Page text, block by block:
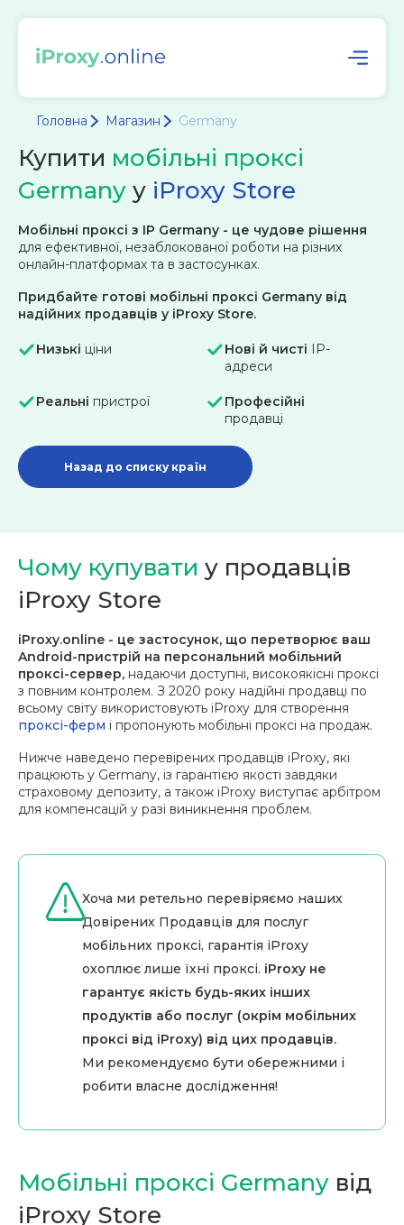
Головна Магазин Germany
Купити мобільні проксі
Germany у iProxy Store
Мобільні проксі з IP Germany - це чудове рішення
для ефективної, незаблокованої роботи на різних
онлайн-платформах та в застосунках.
Придбайте готові мобільні проксі Germany від
надійних продавців у iProxy Store.
Низькі ціни Нові й чисті IP-
адреси
Реальні пристрої
Професійні
продавці
Назад до списку країн
Чому купувати у продавців
iProxy Store
iProxy.online - це застосунок, що перетворює ваш
Android-пристрій на персональний мобільний
проксі-сервер, надаючи доступні, високоякісні проксі
з повним контролем. З 2020 року надійні продавці по
всьому світу використовують iProxy для створення
проксі-ферм і пропонують мобільні проксі на продаж.
Нижче наведено перевірених продавців iProxy, які
працюють у Germany, із гарантією якості завдяки
страховому депозиту, а також iProxy виступає арбітром
для компенсацій у разі виникнення проблем.
Хоча ми ретельно перевіряємо наших
Довірених Продавців для послуг
мобільних проксі, гарантія iProxy
охоплює лише їхні проксі. iProxy не
гарантує якість будь-яких інших
продуктів або послуг (окрім мобільних
проксі від iProxy) від цих продавців.
Ми рекомендуємо бути обережними і
робити власне дослідження!
Мобільні проксі Germany від
iProxy Store